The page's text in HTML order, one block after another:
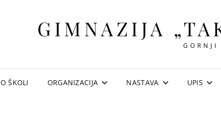
GIMNAZIJA
GORNJI
O ŠKOLI ORGANIZACIJA NASTAVA UPIS